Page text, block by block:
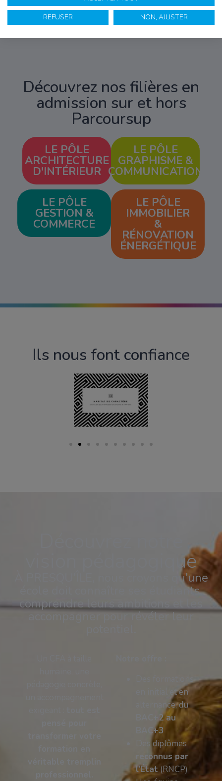
formation
par
apprentissage.
certificat)
Découvrez nos filières en
admission sur et hors
Parcoursup
LE PÔLE
ARCHITECTURE
D'INTÉRIEUR
LE PÔLE
GRAPHISME &
COMMUNICATION
LE PÔLE
GESTION &
COMMERCE
LE PÔLE
IMMOBILIER
&
RÉNOVATION
ÉNERGÉTIQUE
Ils nous font confiance
vision pédagogique
À PRESQU’ÎLE, nous croyons qu’une
école doit connaître ses étudiants,
comprendre leurs ambitions et les
accompagner pour révéler leur
Des formations
en initial et en
alternance, du
BAC+2 au
BAC+3
Des diplômes
reconnus par
l’État (RNCP)
REFUSER
NON, AJUSTER